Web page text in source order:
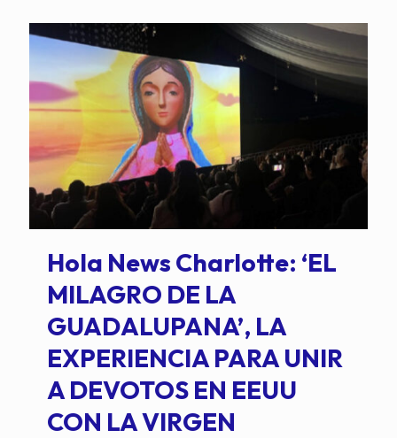
Hola News Charlotte: ‘EL
MILAGRO DE LA
GUADALUPANA’, LA
EXPERIENCIA PARA UNIR
A DEVOTOS EN EEUU
CON LA VIRGEN